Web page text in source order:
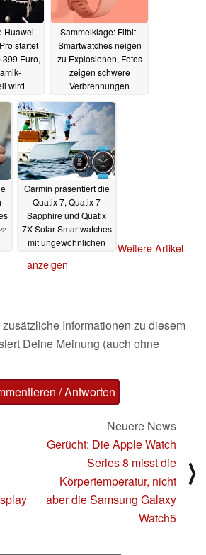
Huawei
startet
Euro,
wird
günstig
Sammelklage: Fitbit-
Smartwatches neigen
zu Explosionen, Fotos
zeigen schwere
Verbrennungen
03.05.2022
Garmin präsentiert die
Quatix 7, Quatix 7
Sapphire und Quatix
7X Solar Smartwatches
mit ungewöhnlichen
Weitere Artikel
anzeigen
Informationen zu diesem
Deine Meinung (auch ohne
/ Antworten
Neuere News
Gerücht: Die Apple Watch
Series 8 misst die
Körpertemperatur, nicht
aber die Samsung Galaxy
Watch5
⟩